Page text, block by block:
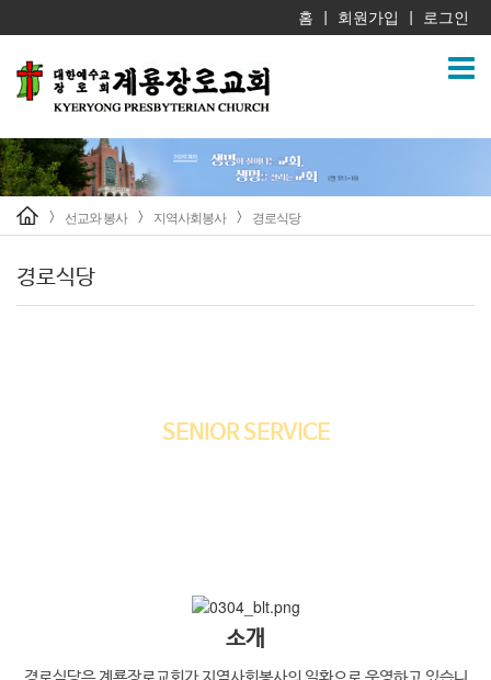
홈 회원가입 로그인
> 선교와 봉사 > 지역사회봉사 > 경로식당
경로식당
SENIOR SERVICE
소개